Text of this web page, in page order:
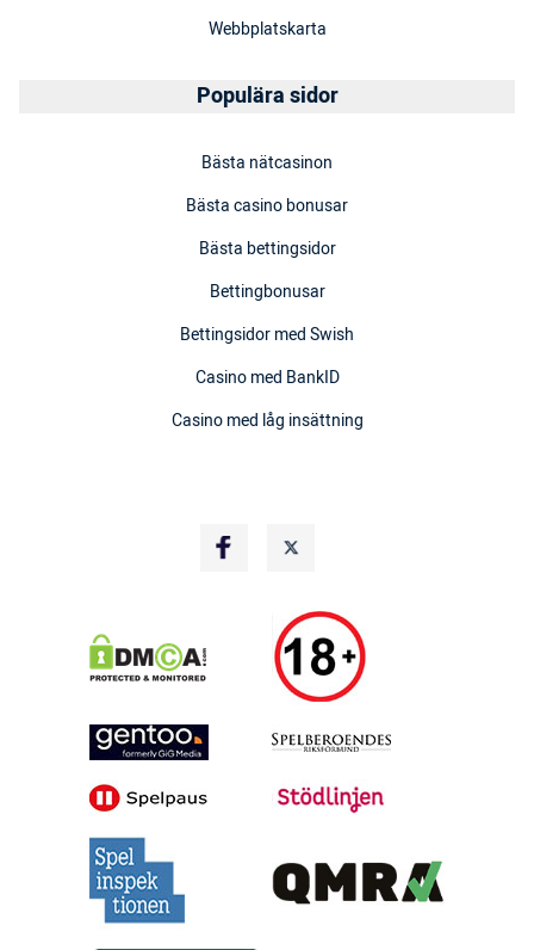
Webbplatskarta
Populära sidor
Bästa nätcasinon
Bästa casino bonusar
Bästa bettingsidor
Bettingbonusar
Bettingsidor med Swish
Casino med BankID
Casino med låg insättning